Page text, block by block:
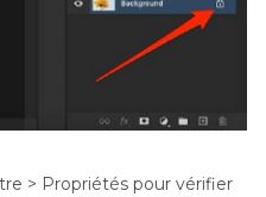
> Propriétés pour vérifier